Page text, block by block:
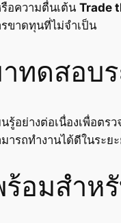
อความตื่นเต้น Trade
ขาดทุนที่ไม่จำเป็น
ทดสอบ
รู้อย่างต่อเนื่องเพื่อตร
ารถทำงานได้ดีในระย
อมสำห